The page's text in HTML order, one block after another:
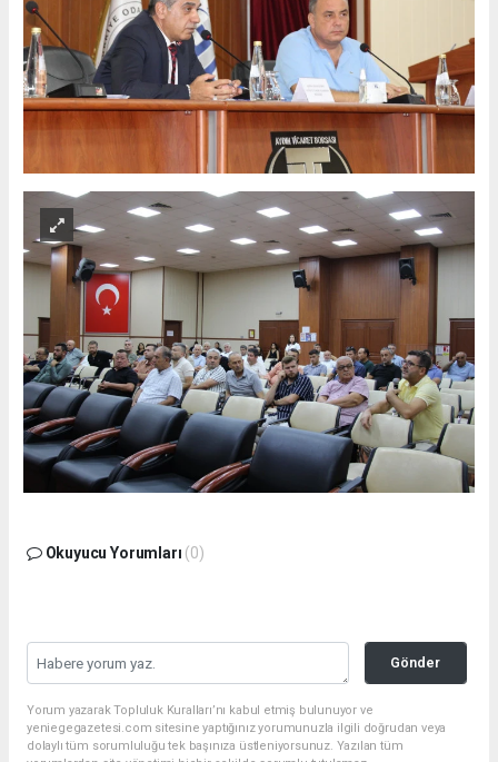
Okuyucu Yorumları (0)
Gönder
Yorum yazarak Topluluk Kuralları’nı kabul etmiş bulunuyor ve
yeniegegazetesi.com sitesine yaptığınız yorumunuzla ilgili doğrudan veya
dolaylı tüm sorumluluğu tek başınıza üstleniyorsunuz. Yazılan tüm